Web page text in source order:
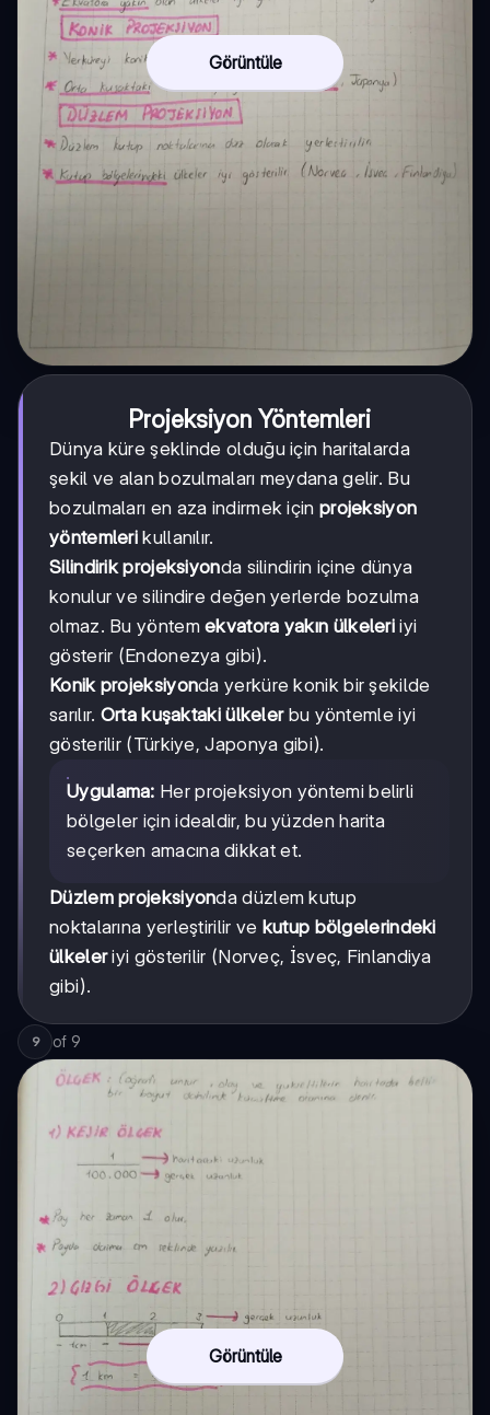
Görüntüle
Projeksiyon Yöntemleri
Dünya küre şeklinde olduğu için haritalarda
şekil ve alan bozulmaları meydana gelir. Bu
bozulmaları en aza indirmek için projeksiyon
yöntemleri kullanılır.
Silindirik projeksiyonda silindirin içine dünya
konulur ve silindire değen yerlerde bozulma
olmaz. Bu yöntemekvatora yakın ülkeleri iyi
gösterir (Endonezya gibi).
Konik projeksiyonda yerküre konik bir şekilde
sarılır. Orta kuşaktaki ülkelerbu yöntemle iyi
gösterilir (Türkiye, Japonya gibi).
Uygulama: Her projeksiyon yöntemi belirli
bölgeler için idealdir, bu yüzden harita
seçerken amacına dikkat et.
Düzlem projeksiyonda düzlem kutup
noktalarına yerleştirilir ve kutup bölgelerindeki
ülkeleriyi gösterilir (Norveç, İsveç, Finlandiya
gibi).
9 of 9
Görüntüle